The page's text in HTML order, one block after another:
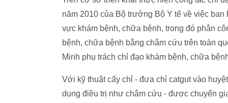
năm 2010 của Bộ trưởng Bộ Y tế về việc
vực khám bệnh, chữa bệnh, trong đó phân
bệnh, chữa bệnh bằng châm cứu trên toàn
Minh phụ trách chỉ đạo khám bệnh, chữa
Với kỹ thuật cấy chỉ - đưa chỉ catgut vào
dụng điều trị như châm cứu - được chuyển